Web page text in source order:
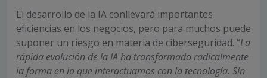
El desarrollo de la IA conllevará importantes
eficiencias en los negocios, pero para muchos puede
suponer un riesgo en materia de ciberseguridad. “La
rápida evolución de la IA ha transformado radicalmente
la forma en la que interactuamos con la tecnología. Sin